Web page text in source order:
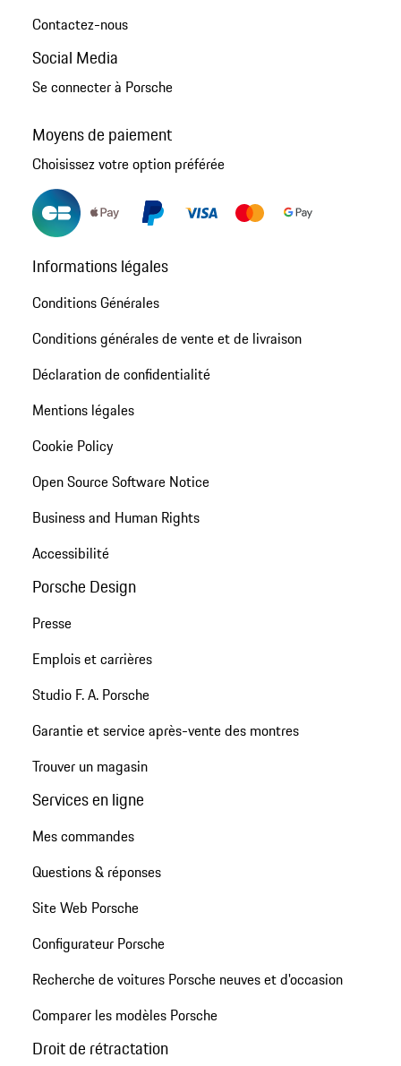
Contactez-nous
Social Media
Se connecter à Porsche
Moyens de paiement
Choisissez votre option préférée
Informations légales
Conditions Générales
Conditions générales de vente et de livraison
Déclaration de confidentialité
Mentions légales
Cookie Policy
Open Source Software Notice
Business and Human Rights
Accessibilité
Porsche Design
Presse
Emplois et carrières
Studio F. A. Porsche
Garantie et service après-vente des montres
Trouver un magasin
Services en ligne
Mes commandes
Questions & réponses
Site Web Porsche
Configurateur Porsche
Recherche de voitures Porsche neuves et d'occasion
Comparer les modèles Porsche
Droit de rétractation